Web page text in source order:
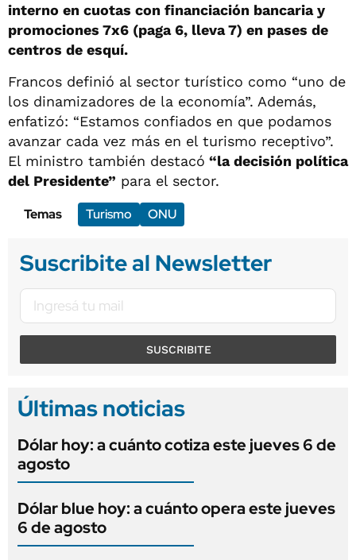
interno en cuotas con financiación bancaria y
promociones 7x6 (paga 6, lleva 7) en pases de
centros de esquí.
Francos definió al sector turístico como “uno de
los dinamizadores de la economía”. Además,
enfatizó: “Estamos confiados en que podamos
avanzar cada vez más en el turismo receptivo”.
El ministro también destacó “la decisión política
del Presidente” para el sector.
Temas
Turismo ONU
Suscribite al Newsletter
SUSCRIBITE
Últimas noticias
Dólar hoy: a cuánto cotiza este jueves 6 de
agosto
Dólar blue hoy: a cuánto opera este jueves
6 de agosto